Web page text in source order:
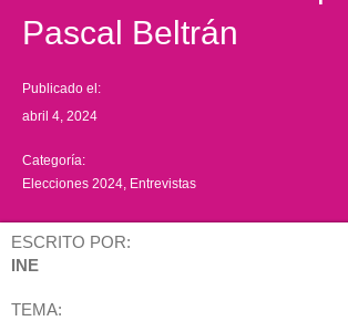
Pascal Beltrán
Publicado el:
abril 4, 2024
Categoría:
Elecciones 2024 Entrevistas
ESCRITO POR:
INE
TEMA: